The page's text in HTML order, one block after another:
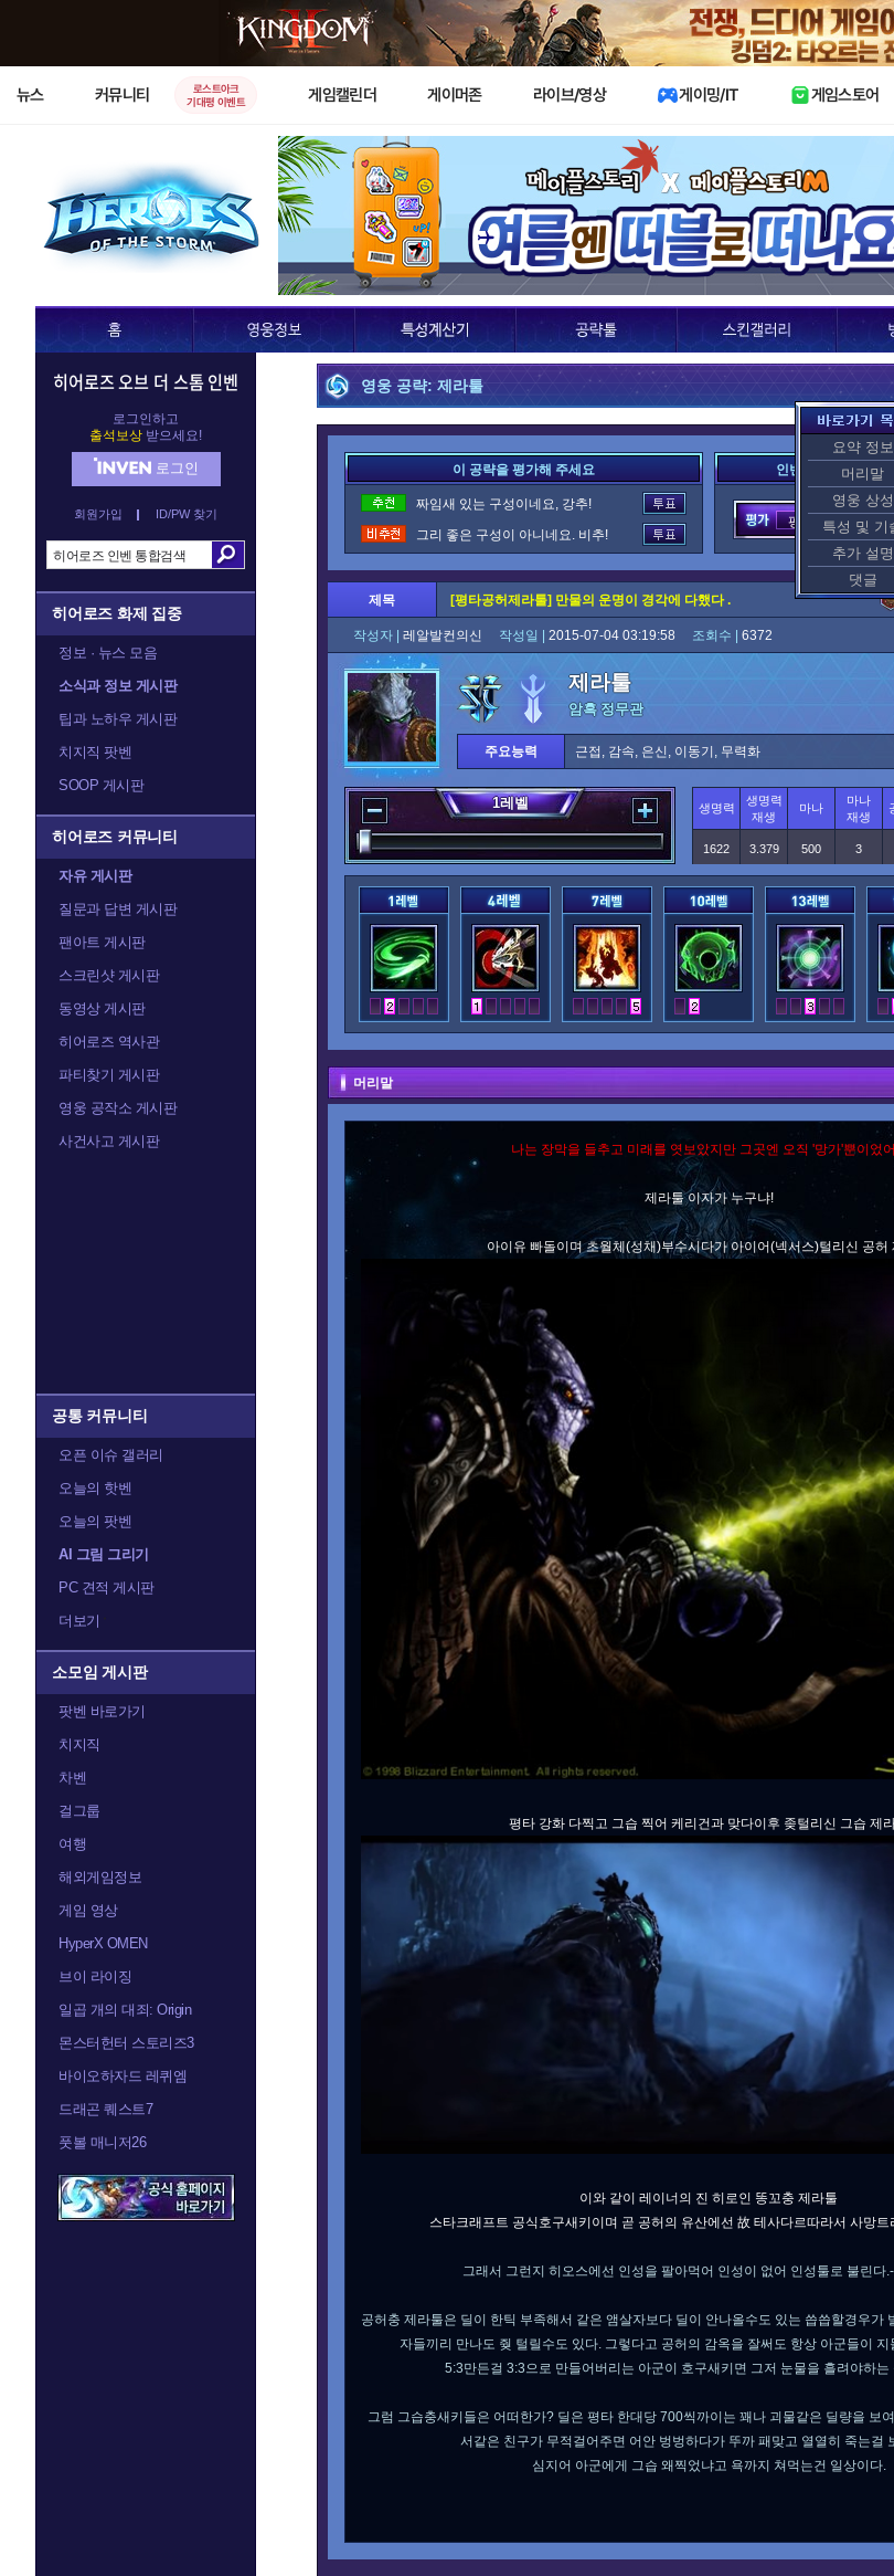
뉴스 커뮤니티
로스트아크
기대평 이벤트
게임캘린더 게이머존 라이브/영상 게이밍/IT 게임스토어
히어로즈 오브 더 스톰 인벤
로그인하고
출석보상 받으세요!
로그인
회원가입 ID/PW 찾기
히어로즈 화제 집중
정보 · 뉴스 모음
소식과 정보 게시판
팁과 노하우 게시판
치지직 팟벤
SOOP 게시판
히어로즈 커뮤니티
자유 게시판
질문과 답변 게시판
팬아트 게시판
스크린샷 게시판
동영상 게시판
히어로즈 역사관
파티찾기 게시판
영웅 공작소 게시판
사건사고 게시판
공통 커뮤니티
오픈 이슈 갤러리
오늘의 핫벤
오늘의 팟벤
AI 그림 그리기
PC 견적 게시판
더보기
소모임 게시판
팟벤 바로가기
치지직
차벤
걸그룹
여행
해외게임정보
게임 영상
HyperX OMEN
브이 라이징
일곱 개의 대죄: Origin
몬스터헌터 스토리즈3
바이오하자드 레퀴엠
드래곤 퀘스트7
풋볼 매니저26
영웅 공략: 제라툴
이 공략을 평가해 주세요 인벤 여러분이 평가
짜임새 있는 구성이네요, 강추!
그리 좋은 구성이 아니네요. 비추!
평가중
제목 [평타공허제라툴] 만물의 운명이 경각에 다했다 .
작성자 | 레알발컨의신 작성일 | 2015-07-04 03:19:58 조회수 | 6372
제라툴
암흑 정무관
주요능력 근접, 감속, 은신, 이동기, 무력화
1레벨 생명력
생명력
재생
마나
마나
재생
1622 3.379 500 3
머리말
나는 장막을 들추고 미래를 엿보았지만 그곳엔 오직 '망가'뿐이었
제라툴 이자가 누구냐!
아이유 빠돌이며 초월체(성채)부수시다가 아이어(넥서스)털리신 공허
평타 강화 다찍고 그습 찍어 케리건과 맞다이후 좆털리신 그습 제
이와 같이 레이너의 진 히로인 똥꼬충 제라툴
스타크래프트 공식호구새키이며 곧 공허의 유산에선 故 테사다르따라서 사망트
그래서 그런지 히오스에선 인성을 팔아먹어 인성이 없어 인성툴로 불린다
공허충 제라툴은 딜이 한틱 부족해서 같은 앰살자보다 딜이 안나올수도 있는 씁씁할경우가
자들끼리 만나도 줮 털릴수도 있다. 그렇다고 공허의 감옥을 잘써도 항상 아군들이
5:3만든걸 3:3으로 만들어버리는 아군이 호구새키면 그저 눈물을 흘려야하는
그럼 그습충새키들은 어떠한가? 딜은 평타 한대당 700씩까이는 꽤나 괴물같은 딜량을 보
서같은 친구가 무적걸어주면 어안 벙벙하다가 뚜까 패맞고 열열히 죽는걸
심지어 아군에게 그습 왜찍었냐고 욕까지 쳐먹는건 일상이다.
요약 정보
머리말
영웅 상성
특성 및 기
추가 설명
댓글